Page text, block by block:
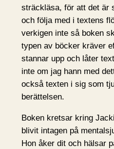
sträckläsa, för att det är
och följa med i textens
verkigen inte så boken
typen av böcker kräver
stannar upp och låter
inte om jag hann med
också texten i sig som
berättelsen.
Boken kretsar kring
blivit intagen på
Hon åker dit och hälsar